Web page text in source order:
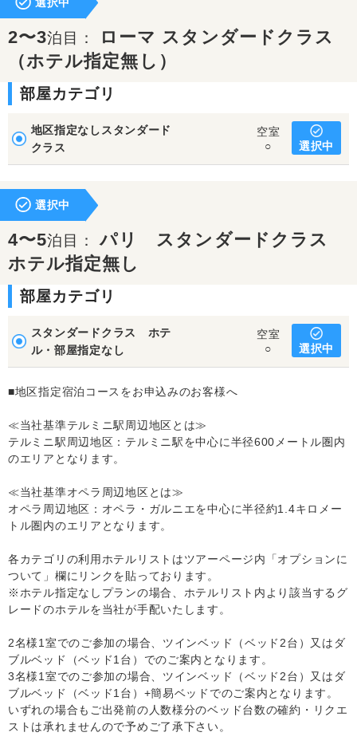
選択中
2〜3泊目：
ローマ スタンダードクラス
（ホテル指定無し）
部屋カテゴリ
地区指定なしスタンダード
クラス
空室
○
選択中
選択中
4〜5泊目：パリ スタンダードクラス
ホテル指定無し
部屋カテゴリ
スタンダードクラス ホテ
ル・部屋指定なし
空室
○
選択中
■地区指定宿泊コースをお申込みのお客様へ
≪当社基準テルミニ駅周辺地区とは≫
テルミニ駅周辺地区：テルミニ駅を中心に半径600メートル圏内
のエリアとなります。
≪当社基準オペラ周辺地区とは≫
オペラ周辺地区：オペラ・ガルニエを中心に半径約1.4キロメー
トル圏内のエリアとなります。
各カテゴリの利用ホテルリストはツアーページ内「オプションに
ついて」欄にリンクを貼っております。
※ホテル指定なしプランの場合、ホテルリスト内より該当するグ
レードのホテルを当社が手配いたします。
2名様1室でのご参加の場合、ツインベッド（ベッド2台）又はダ
ブルベッド（ベッド1台）でのご案内となります。
3名様1室でのご参加の場合、ツインベッド（ベッド2台）又はダ
ブルベッド（ベッド1台）+簡易ベッドでのご案内となります。
いずれの場合もご出発前の人数様分のベッド台数の確約・リクエ
ストは承れませんので予めご了承下さい。